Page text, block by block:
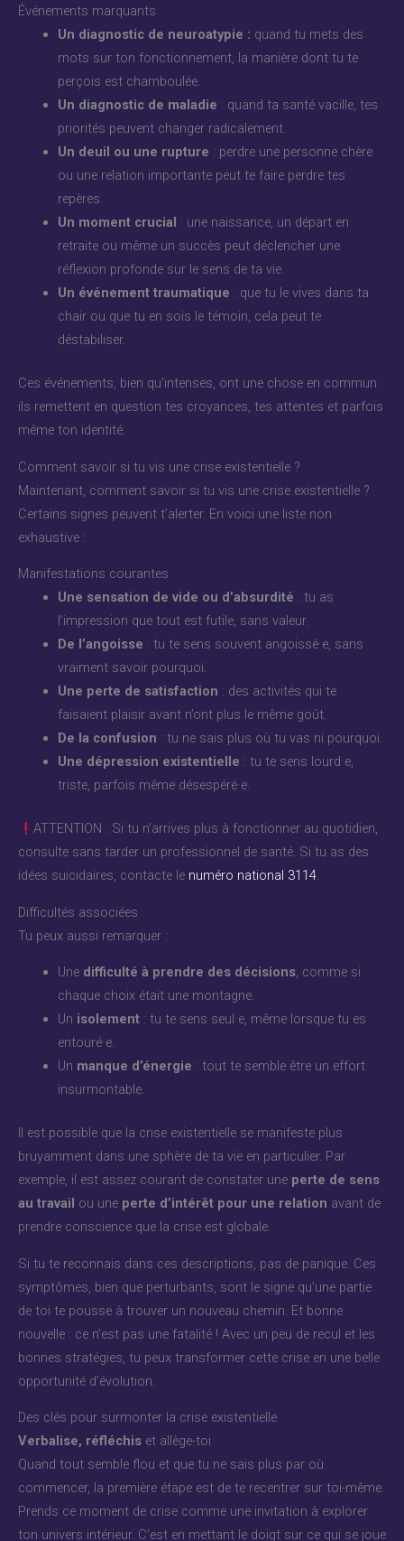
Événements marquants
Un diagnostic de neuroatypie : quand tu mets des
mots sur ton fonctionnement, la manière dont tu te
perçois est chamboulée.
Un diagnostic de maladie : quand ta santé vacille, tes
priorités peuvent changer radicalement.
Un deuil ou une rupture : perdre une personne chère
ou une relation importante peut te faire perdre tes
repères.
Un moment crucial : une naissance, un départ en
retraite ou même un succès peut déclencher une
réflexion profonde sur le sens de ta vie.
Un événement traumatique : que tu le vives dans ta
chair ou que tu en sois le témoin, cela peut te
déstabiliser.
Ces événements, bien qu’intenses, ont une chose en commun :
ils remettent en question tes croyances, tes attentes et parfois
même ton identité.
Comment savoir si tu vis une crise existentielle ?
Maintenant, comment savoir si tu vis une crise existentielle ?
Certains signes peuvent t’alerter. En voici une liste non
exhaustive :
Manifestations courantes
Une sensation de vide ou d’absurdité : tu as
l’impression que tout est futile, sans valeur.
De l’angoisse : tu te sens souvent angoissé·e, sans
vraiment savoir pourquoi.
Une perte de satisfaction : des activités qui te
faisaient plaisir avant n’ont plus le même goût.
De la confusion : tu ne sais plus où tu vas ni pourquoi.
Une dépression existentielle : tu te sens lourd·e,
triste, parfois même désespéré·e.
ATTENTION : Si tu n’arrives plus à fonctionner au quotidien,
consulte sans tarder un professionnel de santé. Si tu as des
idées suicidaires, contacte le numéro national 3114.
Difficultés associées
Tu peux aussi remarquer :
Une difficulté à prendre des décisions, comme si
chaque choix était une montagne.
Un isolement: tu te sens seul·e, même lorsque tu es
entouré·e.
Un manque d’énergie : tout te semble être un effort
insurmontable.
Il est possible que la crise existentielle se manifeste plus
bruyamment dans une sphère de ta vie en particulier. Par
exemple, il est assez courant de constater une perte de sens
au travail ou une perte d’intérêt pour une relation avant de
prendre conscience que la crise est globale.
Si tu te reconnais dans ces descriptions, pas de panique. Ces
symptômes, bien que perturbants, sont le signe qu’une partie
de toi te pousse à trouver un nouveau chemin. Et bonne
nouvelle : ce n’est pas une fatalité ! Avec un peu de recul et les
bonnes stratégies, tu peux transformer cette crise en une belle
opportunité d’évolution.
Des clés pour surmonter la crise existentielle
Verbalise, réfléchis et allège-toi
Quand tout semble flou et que tu ne sais plus par où
commencer, la première étape est de te recentrer sur toi-même.
Prends ce moment de crise comme une invitation à explorer
ton univers intérieur. C’est en mettant le doigt sur ce qui se joue